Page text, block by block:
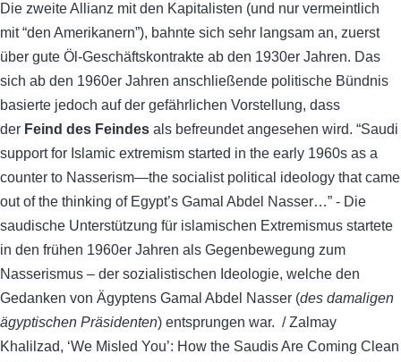
Die zweite Allianz mit den Kapitalisten (und nur vermeintlich
mit “den Amerikanern”), bahnte sich sehr langsam an, zuerst
über gute Öl-Geschäftskontrakte ab den 1930er Jahren. Das
sich ab den 1960er Jahren anschließende politische Bündnis
basierte jedoch auf der gefährlichen Vorstellung, dass
der Feind des Feindes als befreundet angesehen wird. “Saudi
support for Islamic extremism started in the early 1960s as a
counter to Nasserism—the socialist political ideology that came
out of the thinking of Egypt’s Gamal Abdel Nasser…” - Die
saudische Unterstützung für islamischen Extremismus startete
in den frühen 1960er Jahren als Gegenbewegung zum
Nasserismus – der sozialistischen Ideologie, welche den
Gedanken von Ägyptens Gamal Abdel Nasser (des damaligen
ägyptischen Präsidenten) entsprungen war. / Zalmay
Khalilzad, ‘We Misled You’: How the Saudis Are Coming Clean